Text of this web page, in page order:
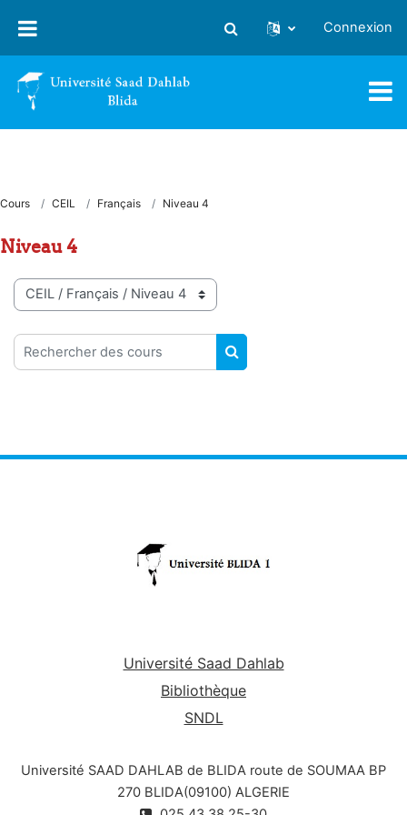
Activer/désactiver la saisie
Connexion
Cours CEIL Français Niveau 4
Niveau 4
Catégories de cours
Rechercher des cours
RECHERCHER DES
Université Saad Dahlab
Bibliothèque
SNDL
Université SAAD DAHLAB de BLIDA route de SOUMAA BP
270 BLIDA(09100) ALGERIE